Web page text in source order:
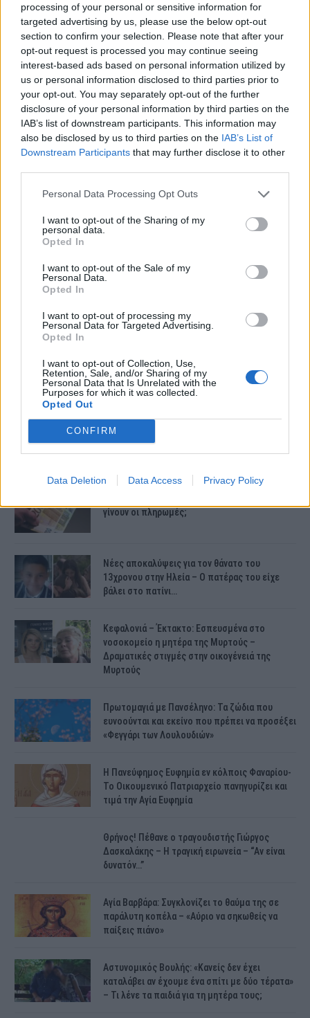
processing of your personal or sensitive information for
targeted advertising by us, please use the below opt-out
section to confirm your selection. Please note that after your
opt-out request is processed you may continue seeing
interest-based ads based on personal information utilized by
us or personal information disclosed to third parties prior to
your opt-out. You may separately opt-out of the further
disclosure of your personal information by third parties on the
IAB’s list of downstream participants. This information may
also be disclosed by us to third parties on the IAB’s List of
Downstream Participants that may further disclose it to other
Personal Data Processing Opt Outs
I want to opt-out of the Sharing of my
personal data.
Opted In
I want to opt-out of the Sale of my
Personal Data.
Opted In
I want to opt-out of processing my
Personal Data for Targeted Advertising.
Opted In
I want to opt-out of Collection, Use,
Retention, Sale, and/or Sharing of my
Personal Data that Is Unrelated with the
Purposes for which it was collected.
Opted Out
CONFIRM
Data Deletion Data Access Privacy Policy
Φίλιππου Βέροιας, των Τρικάλων, ενώ
συμμετείχε και στα πρωταθλήματα
της Σουηδίας και της Αυστρίας.
Ο Βαρυτιμιάδης πάλευε για χρόνια με
τον καρκίνο. Τον είχε ξεπεράσει,
όμως τελικά νικήθηκε και σκόρπισε
θλίψη στο ελληνικό μπάσκετ, στον
ελληνικό αθλητισμό γενικότερα με
όσους τον γνώρισαν να μιλούν με τα
καλύτερα λόγια για τον χαρακτήρα
ΤΕΛΕΥΤΑΙΕΣ ΕΙΔΗΣΕΙΣ
γίνουν οι πληρωμές;
Νέες αποκαλύψεις για τον θάνατο του
13χρονου στην Ηλεία – Ο πατέρας του είχε
βάλει στο πατίνι…
Κεφαλονιά – Έκτακτο: Εσπευσμένα στο
νοσοκομείο η μητέρα της Μυρτούς –
Δραματικές στιγμές στην οικογένειά της
Μυρτούς
Πρωτομαγιά με Πανσέληνο: Τα ζώδια που
ευνοούνται και εκείνο που πρέπει να προσέξει
«Φεγγάρι των Λουλουδιών»
H Πανεύφημος Ευφημία εν κόλποις Φαναρίου-
Το Οικουμενικό Πατριαρχείο πανηγυρίζει και
τιμά την Αγία Ευφημία
Θρήνος! Πέθανε ο τραγουδιστής Γιώργος
Δασκαλάκης – Η τραγική ειρωνεία – “Αν είναι
δυνατόν…”
Αγία Βαρβάρα: Συγκλονίζει το θαύμα της σε
παράλυτη κοπέλα – «Αύριο να σηκωθείς να
παίξεις πιάνο»
Αστυνομικός Bουλής: «Κανείς δεν έχει
καταλάβει αν έχουμε ένα σπίτι με δύο τέρατα»
– Τι λένε τα παιδιά για τη μητέρα τους;